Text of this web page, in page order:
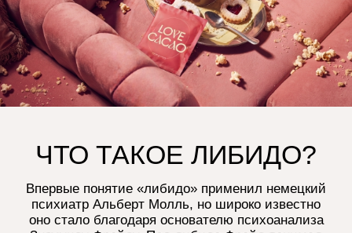
Управление стрессом
и тревожностью
-качественный сон, дыхательные
практики, йога и медитация
-регулярная физическая активность